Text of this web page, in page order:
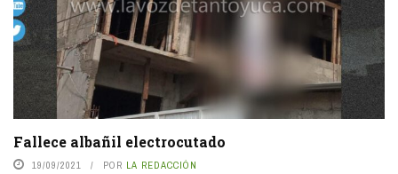
Fallece albañil electrocutado
19/09/2021 POR LA REDACCIÓN